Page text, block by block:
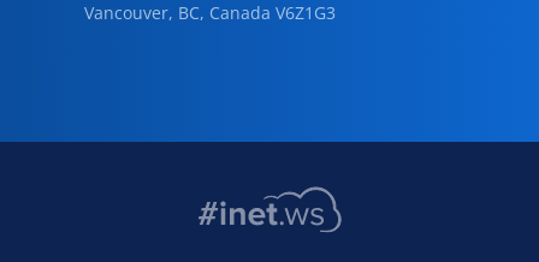
Vancouver, BC, Canada V6Z1G3